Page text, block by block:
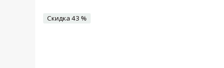
Скидка 43 %